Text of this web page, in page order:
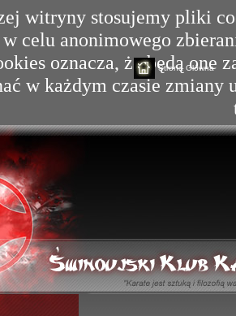
witryny stosujemy pliki
celu anonimowego
oznacza, że będą one
w każdym czasie
Strona Główna